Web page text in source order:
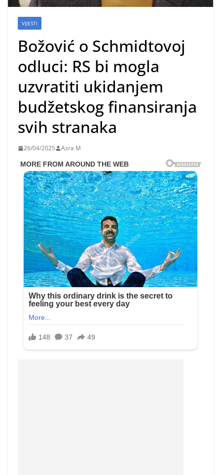
VIJESTI
Božović o Schmidtovoj
odluci: RS bi mogla
uzvratiti ukidanjem
budžetskog finansiranja
svih stranaka
26/04/2025 Azra M